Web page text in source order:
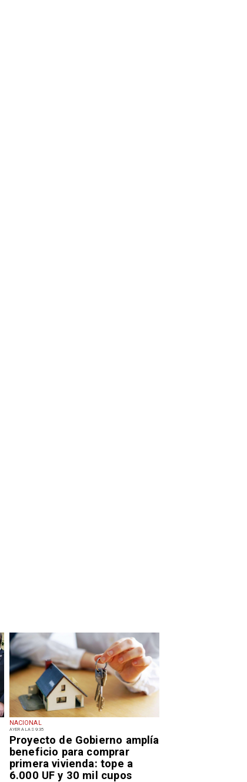
NACIONAL
AYER A LAS 9:35
Proyecto de Gobierno amplía
beneficio para comprar
primera vivienda: tope a
6.000 UF y 30 mil cupos